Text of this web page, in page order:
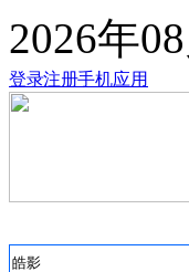
2026年
登录注册手机应用